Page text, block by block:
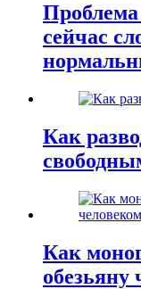
Проблема
сейчас
Как
Как
обезьяну